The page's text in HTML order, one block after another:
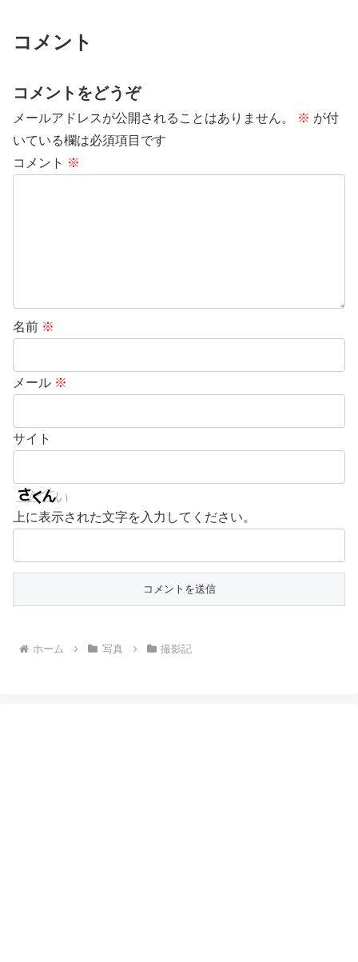
コメント
コメントをどうぞ
メールアドレスが公開されることはありません。 ※ が付
いている欄は必須項目です
コメント ※
名前 ※
メール ※
サイト
上に表示された文字を入力してください。
ホーム 写真 撮影記